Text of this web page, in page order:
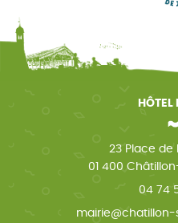
HÔTEL
23 Place de
01 400
04 74